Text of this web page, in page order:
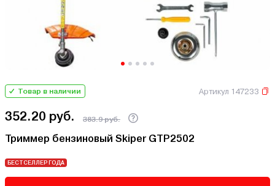
Товар в наличии Артикул 147233
352.20 руб. 383.9 руб.
Триммер бензиновый Skiper GTP2502
БЕСТСЕЛЛЕР ГОДА